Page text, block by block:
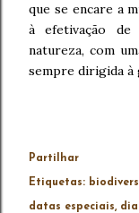
que se encare a
à efetivação de
natureza, com
sempre dirigida à
Partilhar
Etiquetas:
datas especiais